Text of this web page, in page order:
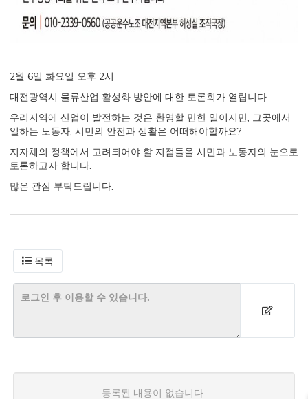
2월 6일 화요일 오후 2시
대전광역시 물류산업 활성화 방안에 대한 토론회가 열립니다.
우리지역에 산업이 발전하는 것은 환영할 만한 일이지만, 그곳에서
일하는 노동자, 시민의 안전과 생활은 어떠해야할까요?
지자체의 정책에서 고려되어야 할 지점들을 시민과 노동자의 눈으로
토론하고자 합니다.
많은 관심 부탁드립니다.
목록
등록된 내용이 없습니다.